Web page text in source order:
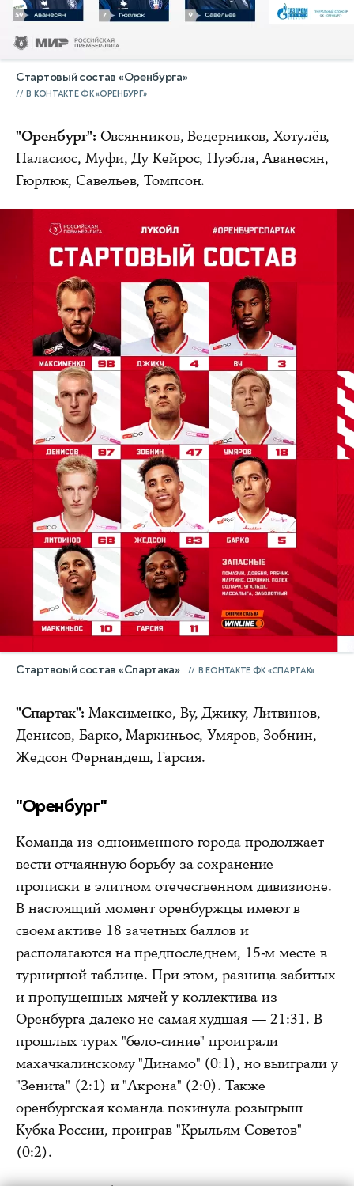
Стартовый состав «Оренбурга»
В КОНТАКТЕ ФК «ОРЕНБУРГ»
"Оренбург": Овсянников, Ведерников, Хотулёв,
Паласиос, Муфи, Ду Кейрос, Пуэбла, Аванесян,
Гюрлюк, Савельев, Томпсон.
Стартвоый состав «Спартака» В ЕОНТАКТЕ ФК «СПАРТАК»
"Спартак": Максименко, Ву, Джику, Литвинов,
Денисов, Барко, Маркиньос, Умяров, Зобнин,
Жедсон Фернандеш, Гарсия.
"Оренбург"
Команда из одноименного города продолжает
вести отчаянную борьбу за сохранение
прописки в элитном отечественном дивизионе.
В настоящий момент оренбуржцы имеют в
своем активе 18 зачетных баллов и
располагаются на предпоследнем, 15-м месте в
турнирной таблице. При этом, разница забитых
и пропущенных мячей у коллектива из
Оренбурга далеко не самая худшая — 21:31. В
прошлых турах "бело-синие" проиграли
махачкалинскому "Динамо" (0:1), но выиграли у
"Зенита" (2:1) и "Акрона" (2:0). Также
оренбургская команда покинула розыгрыш
Кубка России, проиграв "Крыльям Советов"
(0:2).